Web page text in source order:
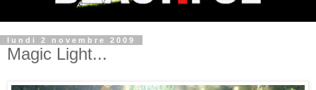
lundi 2 novembre 2009
Magic Light...